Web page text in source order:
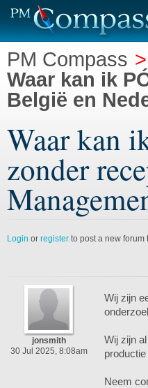
PM Compass >
Waar kan ik
België en
Waar kan
zonder
Login or register to post a new forum
jonsmith
30 Jul 2025, 8:08am
Wij zijn
Wij zijn
Neem